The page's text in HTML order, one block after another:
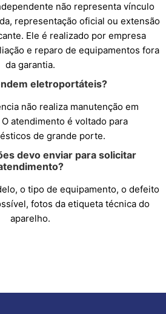
não representa vínculo
representação oficial ou extensão
Ele é realizado por empresa
e reparo de equipamentos fora
da garantia.
eletroportáteis?
não realiza manutenção em
atendimento é voltado para
de grande porte.
devo enviar para solicitar
o tipo de equipamento, o defeito
fotos da etiqueta técnica do
aparelho.